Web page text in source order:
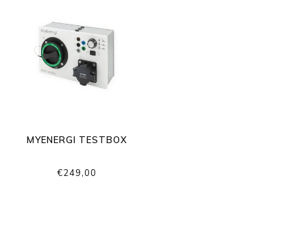
MYENERGI TESTBOX
€249,00